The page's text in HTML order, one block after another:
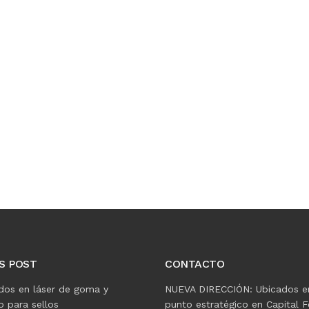
POST
en láser de goma y
para sellos
CONTACTO
NUEVA DIRECCIÓN: Ubicados
punto estratégico en Capital